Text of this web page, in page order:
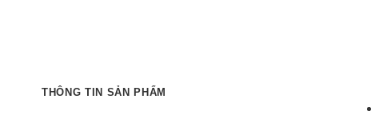
THÔNG TIN SẢN PHẨM